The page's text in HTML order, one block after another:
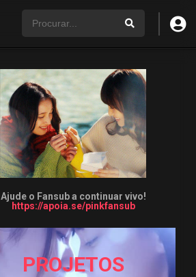
Ajude o Fansub a continuar vivo!
https://apoia.se/pinkfansub
PROJETOS